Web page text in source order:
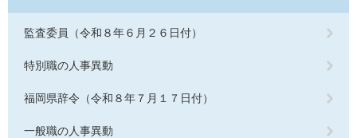
監査委員（令和８年６月２６日付）
特別職の人事異動
福岡県辞令（令和８年７月１７日付）
一般職の人事異動